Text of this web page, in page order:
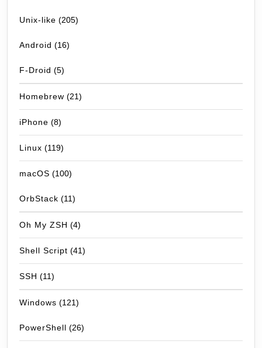
Unix-like (205)
Android (16)
F-Droid (5)
Homebrew (21)
iPhone (8)
Linux (119)
macOS (100)
OrbStack (11)
Oh My ZSH (4)
Shell Script (41)
SSH (11)
Windows (121)
PowerShell (26)